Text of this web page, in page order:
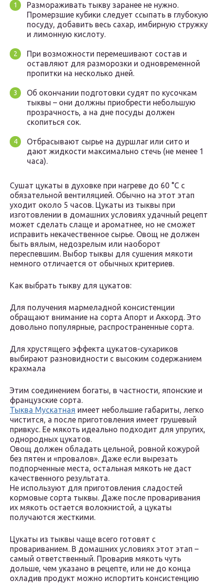
Размораживать тыкву заранее не нужно.
Промерзшие кубики следует ссыпать в глубокую
посуду, добавить весь сахар, имбирную стружку
и лимонную кислоту.
При возможности перемешивают состав и
оставляют для разморозки и одновременной
пропитки на несколько дней.
Об окончании подготовки судят по кусочкам
тыквы – они должны приобрести небольшую
прозрачность, а на дне посуды должен
скопиться сок.
Отбрасывают сырье на дуршлаг или сито и
дают жидкости максимально стечь (не менее 1
часа).
Сушат цукаты в духовке при нагреве до 60 °С с
обязательной вентиляцией. Обычно на этот этап
уходит около 5 часов. Цукаты из тыквы при
изготовлении в домашних условиях удачный рецепт
может сделать слаще и ароматнее, но не сможет
исправить некачественное сырье. Овощ не должен
быть вялым, недозрелым или наоборот
переспевшим. Выбор тыквы для сушения мякоти
немного отличается от обычных критериев.
Как выбрать тыкву для цукатов:
Для получения мармеладной консистенции
обращают внимание на сорта Апорт и Аккорд. Это
довольно популярные, распространенные сорта.
Для хрустящего эффекта цукатов-сухариков
выбирают разновидности с высоким содержанием
крахмала
Этим соединением богаты, в частности, японские и
французские сорта.
Тыква Мускатная имеет небольшие габариты, легко
чистится, а после приготовления имеет грушевый
привкус. Ее мякоть идеально подходит для упругих,
однородных цукатов.
Овощ должен обладать цельной, ровной кожурой
без пятен и «провалов». Даже если вырезать
подпорченные места, остальная мякоть не даст
качественного результата.
Не используют для приготовления сладостей
кормовые сорта тыквы. Даже после проваривания
их мякоть остается волокнистой, а цукаты
получаются жесткими.
Цукаты из тыквы чаще всего готовят с
провариванием. В домашних условиях этот этап –
самый ответственный. Проварив мякоть чуть
дольше, чем указано в рецепте, или не до конца
охладив продукт можно испортить консистенцию